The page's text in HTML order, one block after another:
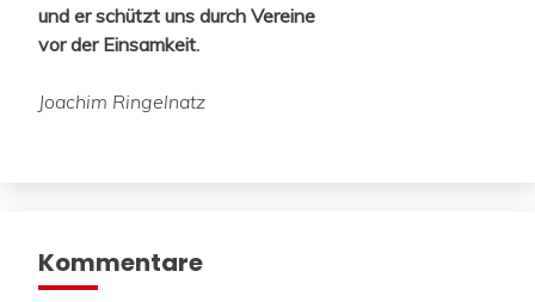
und er schützt uns durch Vereine
vor der Einsamkeit.
Joachim Ringelnatz
Kommentare